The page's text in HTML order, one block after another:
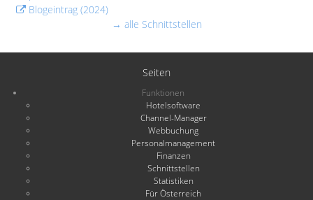
Blogeintrag (2024)
→ alle Schnittstellen
Seiten
Funktionen
Hotelsoftware
Channel-Manager
Webbuchung
Personalmanagement
Finanzen
Schnittstellen
Statistiken
Für Österreich